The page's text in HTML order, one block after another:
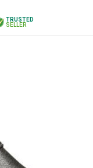
TRUSTED
SELLER